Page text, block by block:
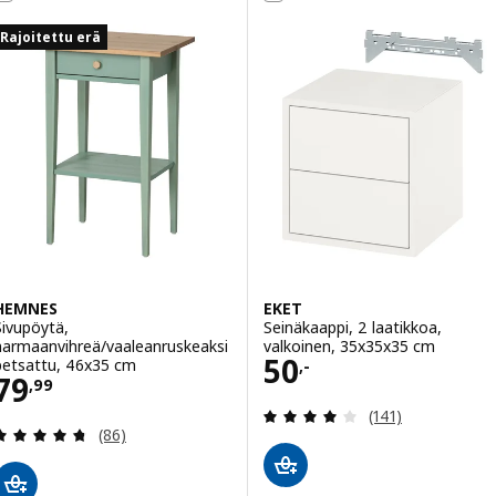
Rajoitettu erä
vaaleanruskeaksi
46x35 cm
,99 79,99
Arvio: 4.7 / 5 tähteä. Arvostelut yhteensä:
(86)
EKET
Seinäkaappi, 2 laatikkoa,
valkoinen, 35x35x35 cm
50,-
Hinta 50,-
Arvio: 4.1 / 5
(141)